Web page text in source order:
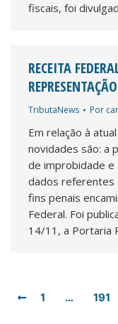
fiscais, foi
RECEITA
TributaNews Por
Em relação à
novidades são: a
de improbidade e
dados referentes
fins penais
Federal. Foi
14/11, a Portaria
1 … 191